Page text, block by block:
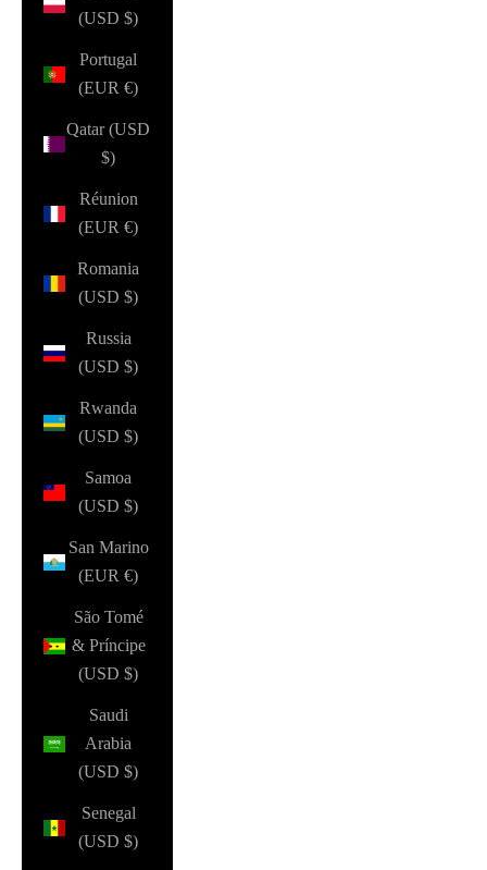
(USD $)
Portugal
(EUR €)
Qatar (USD
$)
Réunion
(EUR €)
Romania
(USD $)
Russia
(USD $)
Rwanda
(USD $)
Samoa
(USD $)
San Marino
(EUR €)
São Tomé
& Príncipe
(USD $)
Saudi
Arabia
(USD $)
Senegal
(USD $)